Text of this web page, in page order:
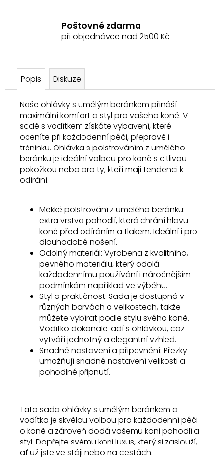
Poštovné zdarma
při objednávce nad 2500 Kč
Popis Diskuze
Naše ohlávky s umělým beránkem přináší
maximální komfort a styl pro vašeho koně. V
sadě s vodítkem získáte vybavení, které
oceníte při každodenní péči, přepravě i
tréninku. Ohlávka s polstrováním z umělého
beránku je ideální volbou pro koně s citlivou
pokožkou nebo pro ty, kteří mají tendenci k
odírání.
Měkké polstrování z umělého beránku:
extra vrstva pohodlí, která chrání hlavu
koně před odíráním a tlakem. Ideální i pro
dlouhodobé nošení.
Odolný materiál: Vyrobena z kvalitního,
pevného materiálu, který odolá
každodennímu používání i náročnějším
podmínkám například ve výběhu.
Styl a praktičnost: Sada je dostupná v
různých barvách a velikostech, takže
můžete vybírat podle stylu svého koně.
Vodítko dokonale ladí s ohlávkou, což
vytváří jednotný a elegantní vzhled.
Snadné nastavení a připevnění: Přezky
umožňují snadné nastavení velikosti a
pohodlné připnutí.
Tato sada ohlávky s umělým beránkem a
vodítka je skvělou volbou pro každodenní péči
o koně a zároveň dodá vašemu koni pohodlí a
styl. Dopřejte svému koni luxus, který si zaslouží,
ať už jste ve stáji nebo na cestách.